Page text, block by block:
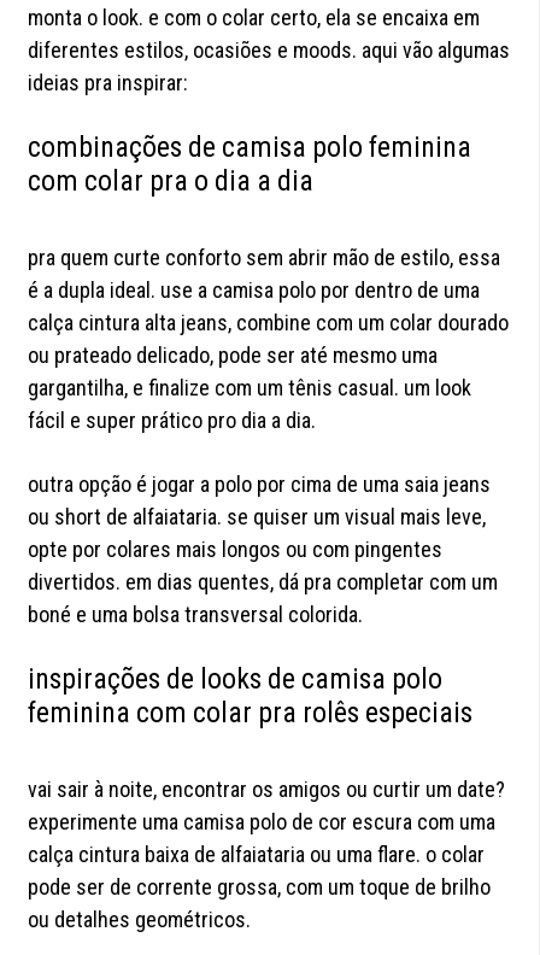
monta o look. e com o colar certo, ela se encaixa em
diferentes estilos, ocasiões e moods. aqui vão algumas
ideias pra inspirar:
combinações de camisa polo feminina
com colar pra o dia a dia
pra quem curte conforto sem abrir mão de estilo, essa
é a dupla ideal. use a camisa polo por dentro de uma
calça cintura alta jeans, combine com um colar dourado
ou prateado delicado, pode ser até mesmo uma
gargantilha, e finalize com um tênis casual. um look
fácil e super prático pro dia a dia.
outra opção é jogar a polo por cima de uma saia jeans
ou short de alfaiataria. se quiser um visual mais leve,
opte por colares mais longos ou com pingentes
divertidos. em dias quentes, dá pra completar com um
boné e uma bolsa transversal colorida.
inspirações de looks de camisa polo
feminina com colar pra rolês especiais
vai sair à noite, encontrar os amigos ou curtir um date?
experimente uma camisa polo de cor escura com uma
calça cintura baixa de alfaiataria ou uma flare. o colar
pode ser de corrente grossa, com um toque de brilho
ou detalhes geométricos.